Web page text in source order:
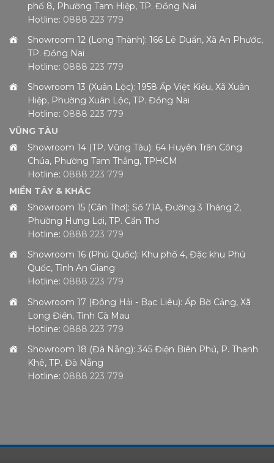
phố 8, Phường Tam Hiệp, TP. Đồng Nai
Hotline: 0888 223 779
Showroom 12 (Long Thành): 166 Lê Duẩn, Xã An Phước,
TP. Đồng Nai
Hotline: 0888 223 779
Showroom 13 (Xuân Lộc): 1958 Ấp Việt Kiều, Xã Xuân
Hiệp, Phường Xuân Lộc, TP. Đồng Nai
Hotline: 0888 223 779
VŨNG TÀU
Showroom 14 (TP. Vũng Tàu): 64 Huyền Trân Công
Chúa, Phường Tam Thắng, TPHCM
Hotline: 0888 223 779
MIỀN TÂY & KHÁC
Showroom 15 (Cần Thơ): Số 71A, Đường 3 Tháng 2,
Phường Hưng Lợi, TP. Cần Thơ
Hotline: 0888 223 779
Showroom 16 (Phú Quốc): Khu phố 4, Đặc khu Phú
Quốc, Tỉnh An Giang
Hotline: 0888 223 779
Showroom 17 (Đông Hải - Bạc Liêu): Ấp Bờ Cảng, Xã
Long Điền, Tỉnh Cà Mau
Hotline: 0888 223 779
Showroom 18 (Đà Nẵng): 345 Điện Biên Phủ, P. Thanh
Khê, TP. Đà Nẵng
Hotline: 0888 223 779